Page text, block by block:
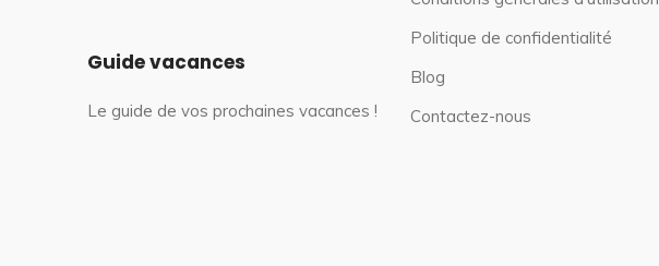
Guide vacances
Le guide de vos prochaines vacances !
Politique de confidentialité
Blog
Contactez-nous